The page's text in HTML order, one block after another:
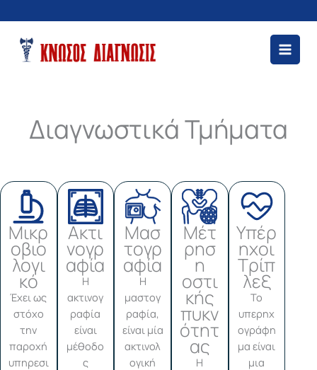
στο
περιεχόμενο
Διαγνωστικά Τμήματα
Μικρ
οβιο
λογι
κό
Έχει ως
στόχο
την
παροχή
υπηρεσι
Ακτι
νογρ
αφία
Η
ακτινογ
ραφία
είναι
μέθοδο
ς
Μασ
τογρ
αφία
Η
μαστογ
ραφία,
είναι μία
ακτινολ
ογική
Μέτ
ρησ
η
οστι
κής
πυκν
ότητ
ας
Η
Υπέρ
ηχοι
Τρίπ
λεξ
Το
υπερηχ
ογράφη
μα είναι
μια